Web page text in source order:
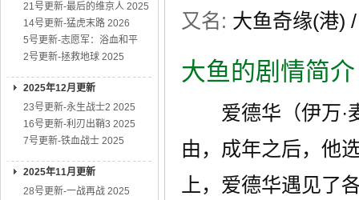
21号更新-最后的维京人 2025
14号更新-猛虎末路 2026
5号更新-志愿军：浴血和平
2号更新-拯救地球 2025
2025年12月更新
23号更新-永生战士2 2025
16号更新-利刃出鞘3 2025
7号更新-铁血战士 2025
2025年11月更新
28号更新-一战再战 2025
又名: 大鱼奇缘(港)
大鱼的剧情简介
爱德华（伊万·麦
由，成年之后，他
上，爱德华遇见了